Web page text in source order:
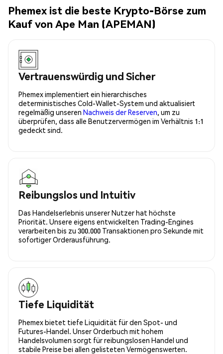
Phemex ist die beste Krypto-Börse zum
Kauf von Ape Man (APEMAN)
Vertrauenswürdig und Sicher
Phemex implementiert ein hierarchisches
deterministisches Cold-Wallet-System und aktualisiert
regelmäßig unseren Nachweis der Reserven, um zu
überprüfen, dass alle Benutzervermögen im Verhältnis 1:1
gedeckt sind.
Reibungslos und Intuitiv
Das Handelserlebnis unserer Nutzer hat höchste
Priorität. Unsere eigens entwickelten Trading-Engines
verarbeiten bis zu 300.000 Transaktionen pro Sekunde mit
sofortiger Orderausführung.
Tiefe Liquidität
Phemex bietet tiefe Liquidität für den Spot- und
Futures-Handel. Unser Orderbuch mit hohem
Handelsvolumen sorgt für reibungslosen Handel und
stabile Preise bei allen gelisteten Vermögenswerten.